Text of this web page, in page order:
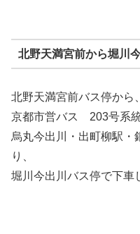
北野天満宮前から堀川
北野天満宮前バス停から、
京都市営バス 203号系
烏丸今出川・出町柳駅・
り、
堀川今出川バス停で下車